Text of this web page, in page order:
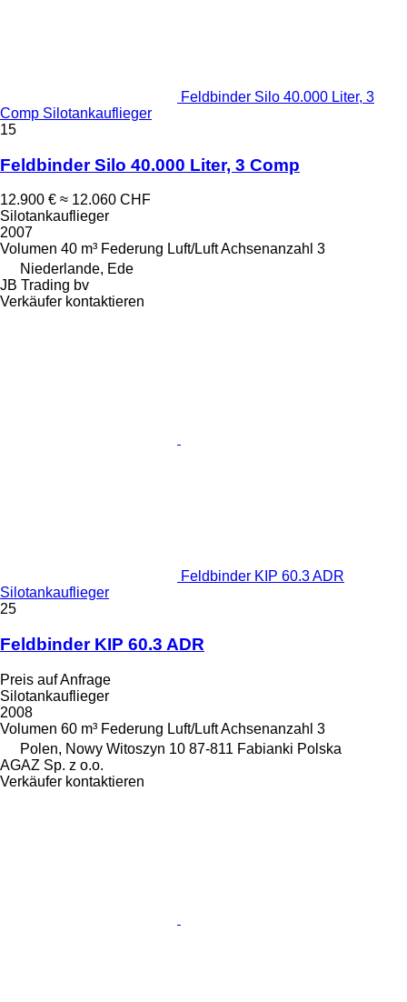
Feldbinder Silo 40.000 Liter, 3
Comp Silotankauflieger
15
Feldbinder Silo 40.000 Liter, 3 Comp
12.900 € ≈ 12.060 CHF
Silotankauflieger
2007
Volumen 40 m³ Federung Luft/LuftAchsenanzahl 3
Niederlande, Ede
JB Trading bv
Verkäufer kontaktieren
Feldbinder KIP 60.3 ADR
Silotankauflieger
25
Feldbinder KIP 60.3 ADR
Preis auf Anfrage
Silotankauflieger
2008
Volumen 60 m³ Federung Luft/LuftAchsenanzahl 3
Polen, Nowy Witoszyn 10 87-811 Fabianki Polska
AGAZ Sp. z o.o.
Verkäufer kontaktieren